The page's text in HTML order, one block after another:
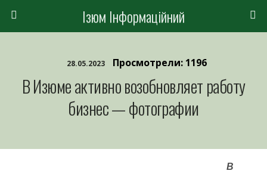
Ізюм Інформаційний
28.05.2023 Просмотрели: 1196
В Изюме активно возобновляет работу
бизнес — фотографии
В